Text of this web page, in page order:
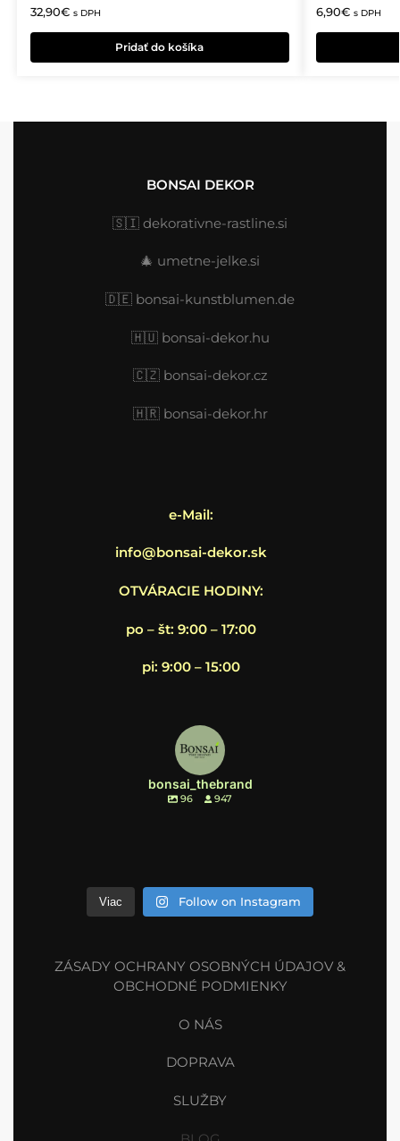
32,90€ s DPH
Pridať do košíka
6,90€ s DPH
BONSAI DEKOR
🇸🇮 dekorativne-rastline.si
🎄 umetne-jelke.si
🇩🇪 bonsai-kunstblumen.de
🇭🇺 bonsai-dekor.hu
🇨🇿 bonsai-dekor.cz
🇭🇷 bonsai-dekor.hr
e-Mail:
info@bonsai-dekor.sk
OTVÁRACIE HODINY:
po – št: 9:00 – 17:00
pi: 9:00 – 15:00
bonsai_thebrand
96 947
Viac Follow on Instagram
ZÁSADY OCHRANY OSOBNÝCH ÚDAJOV &
OBCHODNÉ PODMIENKY
O NÁS
DOPRAVA
SLUŽBY